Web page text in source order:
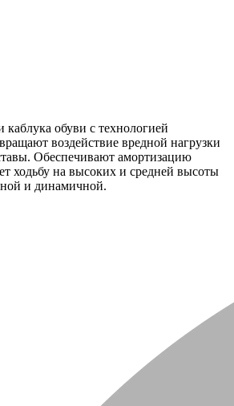
обуви с технологией
воздействие вредной нагрузки
Обеспечивают амортизацию
ходьбу на высоких и средней высоты
и динамичной.